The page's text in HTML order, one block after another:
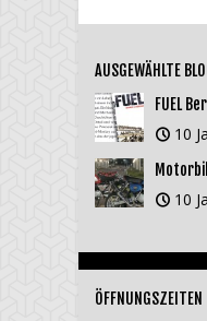
AUSGEWÄHLTE
FUEL
10
10
ÖFFNUNGSZEITEN